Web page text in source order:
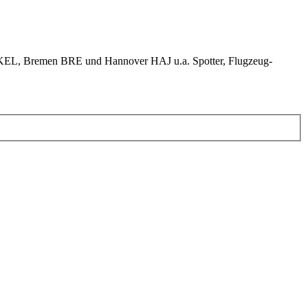
Bremen BRE und Hannover HAJ u.a. Spotter, Flugzeug-